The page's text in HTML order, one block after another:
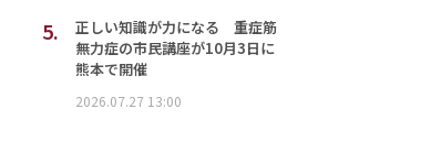
5.
正しい知識が力になる 重症筋
無力症の市民講座が10月3日に
熊本で開催
2026.07.27 13:00